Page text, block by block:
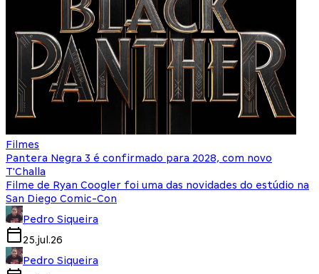
Filmes
Pantera Negra 3 é confirmado para 2028, com novo
T'Challa
Filme de Ryan Coogler foi uma das novidades do estúdio na
San Diego Comic-Con
Pedro Siqueira
25.jul.26
Pedro Siqueira